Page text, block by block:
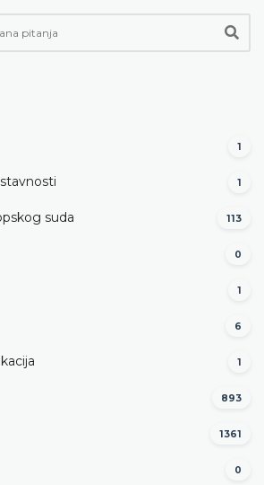
1
1
suda 113
0
1
6
1
893
1361
0